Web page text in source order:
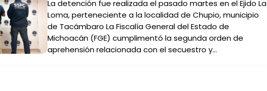
La detención fue realizada el pasado martes en el Ejido La
Loma, perteneciente a la localidad de Chupio, municipio
de Tacámbaro La Fiscalía General del Estado de
Michoacán (FGE) cumplimentó la segunda orden de
aprehensión relacionada con el secuestro y…